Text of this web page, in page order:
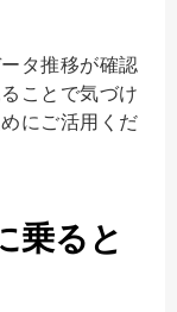
タ推移が確認
ことで気づけ
にご活用くだ
乗ると